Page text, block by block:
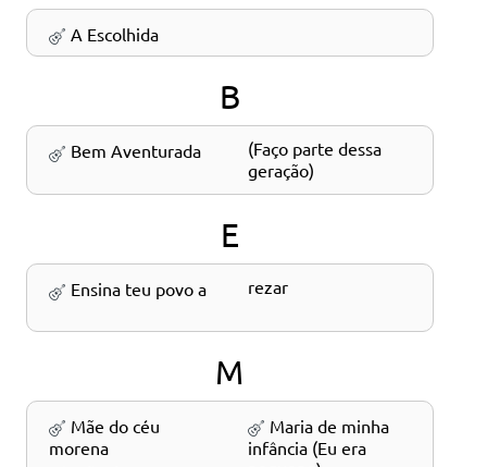
A Escolhida
B
Bem Aventurada (Faço parte dessa
geração)
E
Ensina teu povo a rezar
M
Mãe do céu
morena
Maria de minha
infância (Eu era